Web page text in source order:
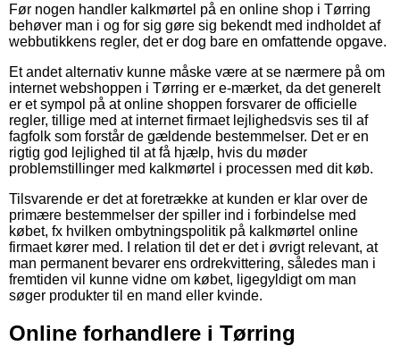
Før nogen handler kalkmørtel på en online shop i Tørring
behøver man i og for sig gøre sig bekendt med indholdet af
webbutikkens regler, det er dog bare en omfattende opgave.
Et andet alternativ kunne måske være at se nærmere på om
internet webshoppen i Tørring er e-mærket, da det generelt
er et sympol på at online shoppen forsvarer de officielle
regler, tillige med at internet firmaet lejlighedsvis ses til af
fagfolk som forstår de gældende bestemmelser. Det er en
rigtig god lejlighed til at få hjælp, hvis du møder
problemstillinger med kalkmørtel i processen med dit køb.
Tilsvarende er det at foretrække at kunden er klar over de
primære bestemmelser der spiller ind i forbindelse med
købet, fx hvilken ombytningspolitik på kalkmørtel online
firmaet kører med. I relation til det er det i øvrigt relevant, at
man permanent bevarer ens ordrekvittering, således man i
fremtiden vil kunne vidne om købet, ligegyldigt om man
søger produkter til en mand eller kvinde.
Online forhandlere i Tørring